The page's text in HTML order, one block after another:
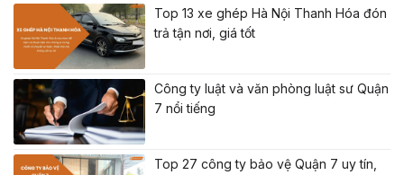
Top 13 xe ghép Hà Nội Thanh Hóa đón
trả tận nơi, giá tốt
Công ty luật và văn phòng luật sư Quận
7 nổi tiếng
Top 27 công ty bảo vệ Quận 7 uy tín,